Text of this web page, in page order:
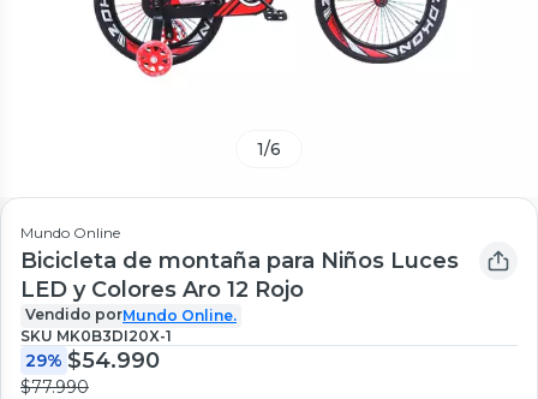
1/6
Mundo Online
Bicicleta de montaña para Niños Luces
LED y Colores Aro 12 Rojo
Vendido porMundo Online.
SKU MK0B3DI20X-1
29% $54.990
$77.990